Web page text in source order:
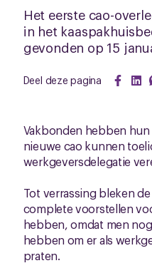
Het eerste cao-
in het
gevonden op 15
Deel deze pagina
Vakbonden hebben
nieuwe cao kunnen
werkgeversdelegatie
Tot verrassing bleken
complete voorstellen
hebben, omdat men
hebben om er als
praten.